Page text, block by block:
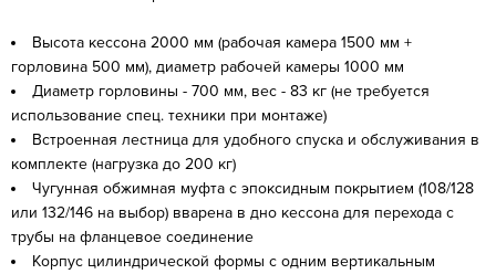
Высота кессона 2000 мм (рабочая камера 1500 мм +
горловина 500 мм), диаметр рабочей камеры 1000 мм
Диаметр горловины - 700 мм, вес - 83 кг (не требуется
использование спец. техники при монтаже)
Встроенная лестница для удобного спуска и обслуживания в
комплекте (нагрузка до 200 кг)
Чугунная обжимная муфта с эпоксидным покрытием (108/128
или 132/146 на выбор) вварена в дно кессона для перехода с
трубы на фланцевое соединение
Корпус цилиндрической формы с одним вертикальным